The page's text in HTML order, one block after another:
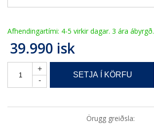
Afhendingartími: 4-5 virkir dagar. 3 ára ábyrgð.
39.990 isk
+
-
Örugg greiðsla: